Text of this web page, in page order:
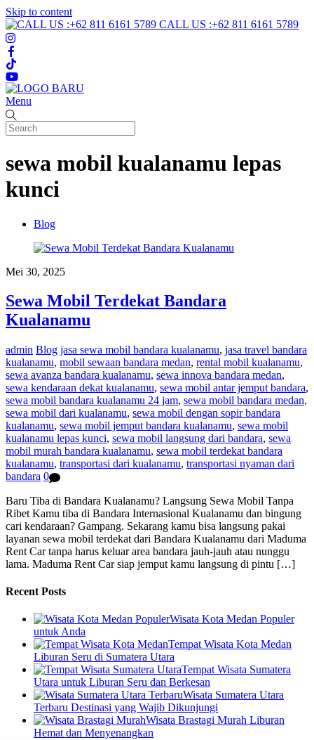
Skip to content
CALL US :+62 811 6161 5789
Menu
sewa mobil kualanamu lepas
kunci
Blog
Mei 30, 2025
Sewa Mobil Terdekat Bandara
Kualanamu
admin Blog jasa sewa mobil bandara kualanamu, jasa travel bandara
kualanamu, mobil sewaan bandara medan, rental mobil kualanamu,
sewa avanza bandara kualanamu, sewa innova bandara medan,
sewa kendaraan dekat kualanamu, sewa mobil antar jemput bandara,
sewa mobil bandara kualanamu 24 jam, sewa mobil bandara medan,
sewa mobil dari kualanamu, sewa mobil dengan sopir bandara
kualanamu, sewa mobil jemput bandara kualanamu, sewa mobil
kualanamu lepas kunci, sewa mobil langsung dari bandara, sewa
mobil murah bandara kualanamu, sewa mobil terdekat bandara
kualanamu, transportasi dari kualanamu, transportasi nyaman dari
bandara 0
Baru Tiba di Bandara Kualanamu? Langsung Sewa Mobil Tanpa
Ribet Kamu tiba di Bandara Internasional Kualanamu dan bingung
cari kendaraan? Gampang. Sekarang kamu bisa langsung pakai
layanan sewa mobil terdekat dari Bandara Kualanamu dari Maduma
Rent Car tanpa harus keluar area bandara jauh-jauh atau nunggu
lama. Maduma Rent Car siap jemput kamu langsung di pintu […]
Recent Posts
Wisata Kota Medan Populer
untuk Anda
Tempat Wisata Kota Medan
Liburan Seru di Sumatera Utara
Tempat Wisata Sumatera
Utara untuk Liburan Seru dan Berkesan
Wisata Sumatera Utara
Terbaru Destinasi yang Wajib Dikunjungi
Wisata Brastagi Murah Liburan
Hemat dan Menyenangkan